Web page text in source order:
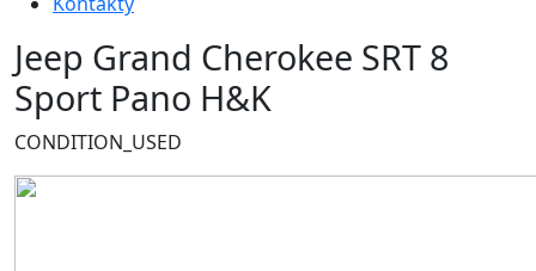
Jeep Grand Cherokee SRT 8
Sport Pano H&K
CONDITION_USED
Obrázek